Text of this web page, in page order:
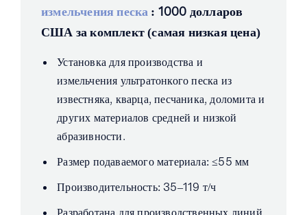
измельчения песка : 1000 долларов
США за комплект (самая низкая цена)
Установка для производства и
измельчения ультратонкого песка из
известняка, кварца, песчаника, доломита и
других материалов средней и низкой
абразивности.
Размер подаваемого материала: ≤55 мм
Производительность: 35–119 т/ч